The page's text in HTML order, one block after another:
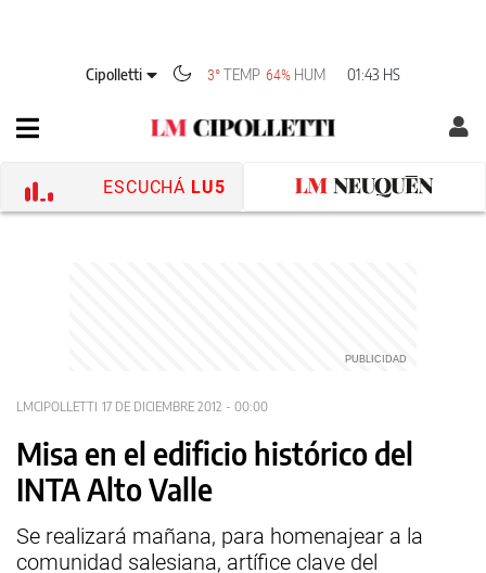
Cipolletti 3° TEMP 64% HUM 01:43 HS
ESCUCHÁ LU5
LMCIPOLLETTI 17 DE DICIEMBRE 2012 - 00:00
Misa en el edificio histórico del
INTA Alto Valle
Se realizará mañana, para homenajear a la
comunidad salesiana, artífice clave del